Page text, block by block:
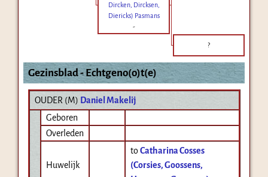
Dircken, Dircksen,
Diericks) Pasmans
-
?
Gezinsblad - Echtgeno(o)t(e)
OUDER (M) Daniel Makelij
Geboren
Overleden
Huwelijk
toCatharina Cosses
(Corsies, Goossens,